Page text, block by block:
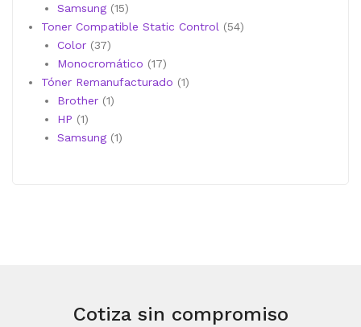
productos
Samsung 1515
productos
Toner Compatible Static Control 5454
Color 3737
productos
Monocromático 1717
productos
Tóner Remanufacturado 11
Brother 11
HP 11
producto
Samsung 11
Cotiza sin compromiso